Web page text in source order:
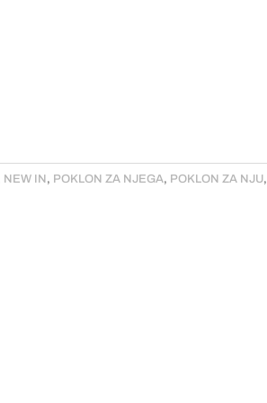
NEW IN , POKLON ZA NJEGA, POKLON ZA NJU,